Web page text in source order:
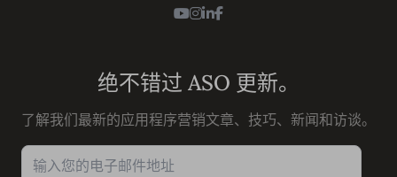
Youtube
Instagram
LinkedIn
Facebook
绝不错过 ASO 更新。
了解我们最新的应用程序营销文章、技巧、新闻和访谈。
输入您的电子邮件地址